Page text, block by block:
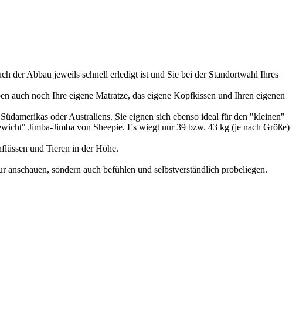
der Abbau jeweils schnell erledigt ist und Sie bei der Standortwahl Ihres
auch noch Ihre eigene Matratze, das eigene Kopfkissen und Ihren eigenen
oder Australiens. Sie eignen sich ebenso ideal für den "kleinen"
Jimba-Jimba von Sheepie. Es wiegt nur 39 bzw. 43 kg (je nach Größe)
und Tieren in der Höhe.
anschauen, sondern auch befühlen und selbstverständlich probeliegen.